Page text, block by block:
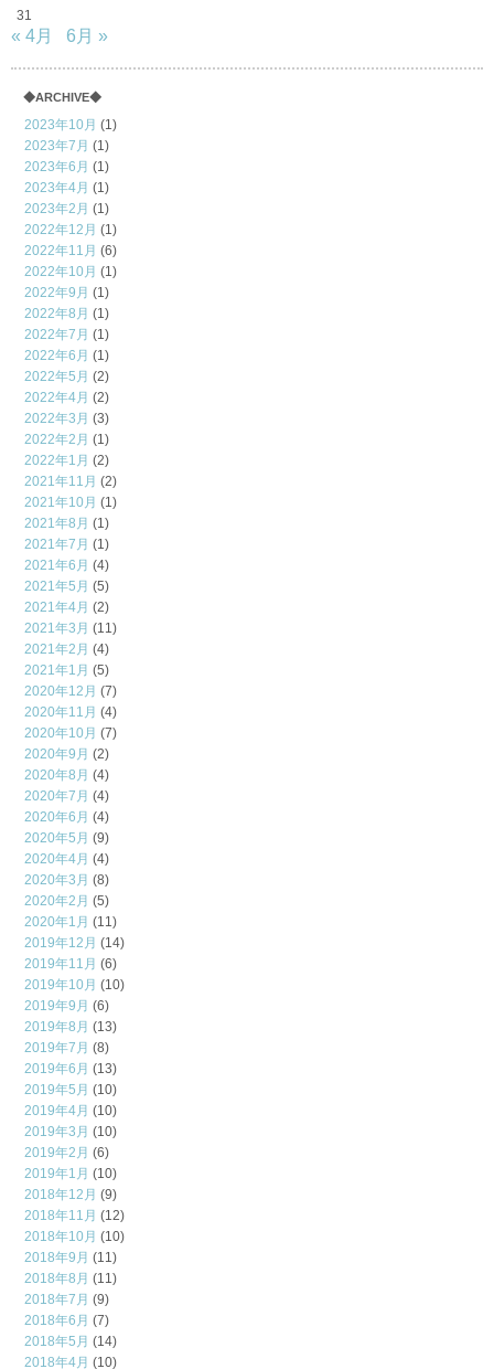
31
« 4月 6月 »
◆ARCHIVE◆
2023年10月 (1)
2023年7月 (1)
2023年6月 (1)
2023年4月 (1)
2023年2月 (1)
2022年12月 (1)
2022年11月 (6)
2022年10月 (1)
2022年9月 (1)
2022年8月 (1)
2022年7月 (1)
2022年6月 (1)
2022年5月 (2)
2022年4月 (2)
2022年3月 (3)
2022年2月 (1)
2022年1月 (2)
2021年11月 (2)
2021年10月 (1)
2021年8月 (1)
2021年7月 (1)
2021年6月 (4)
2021年5月 (5)
2021年4月 (2)
2021年3月 (11)
2021年2月 (4)
2021年1月 (5)
2020年12月 (7)
2020年11月 (4)
2020年10月 (7)
2020年9月 (2)
2020年8月 (4)
2020年7月 (4)
2020年6月 (4)
2020年5月 (9)
2020年4月 (4)
2020年3月 (8)
2020年2月 (5)
2020年1月 (11)
2019年12月 (14)
2019年11月 (6)
2019年10月 (10)
2019年9月 (6)
2019年8月 (13)
2019年7月 (8)
2019年6月 (13)
2019年5月 (10)
2019年4月 (10)
2019年3月 (10)
2019年2月 (6)
2019年1月 (10)
2018年12月 (9)
2018年11月 (12)
2018年10月 (10)
2018年9月 (11)
2018年8月 (11)
2018年7月 (9)
2018年6月 (7)
2018年5月 (14)
2018年4月 (10)